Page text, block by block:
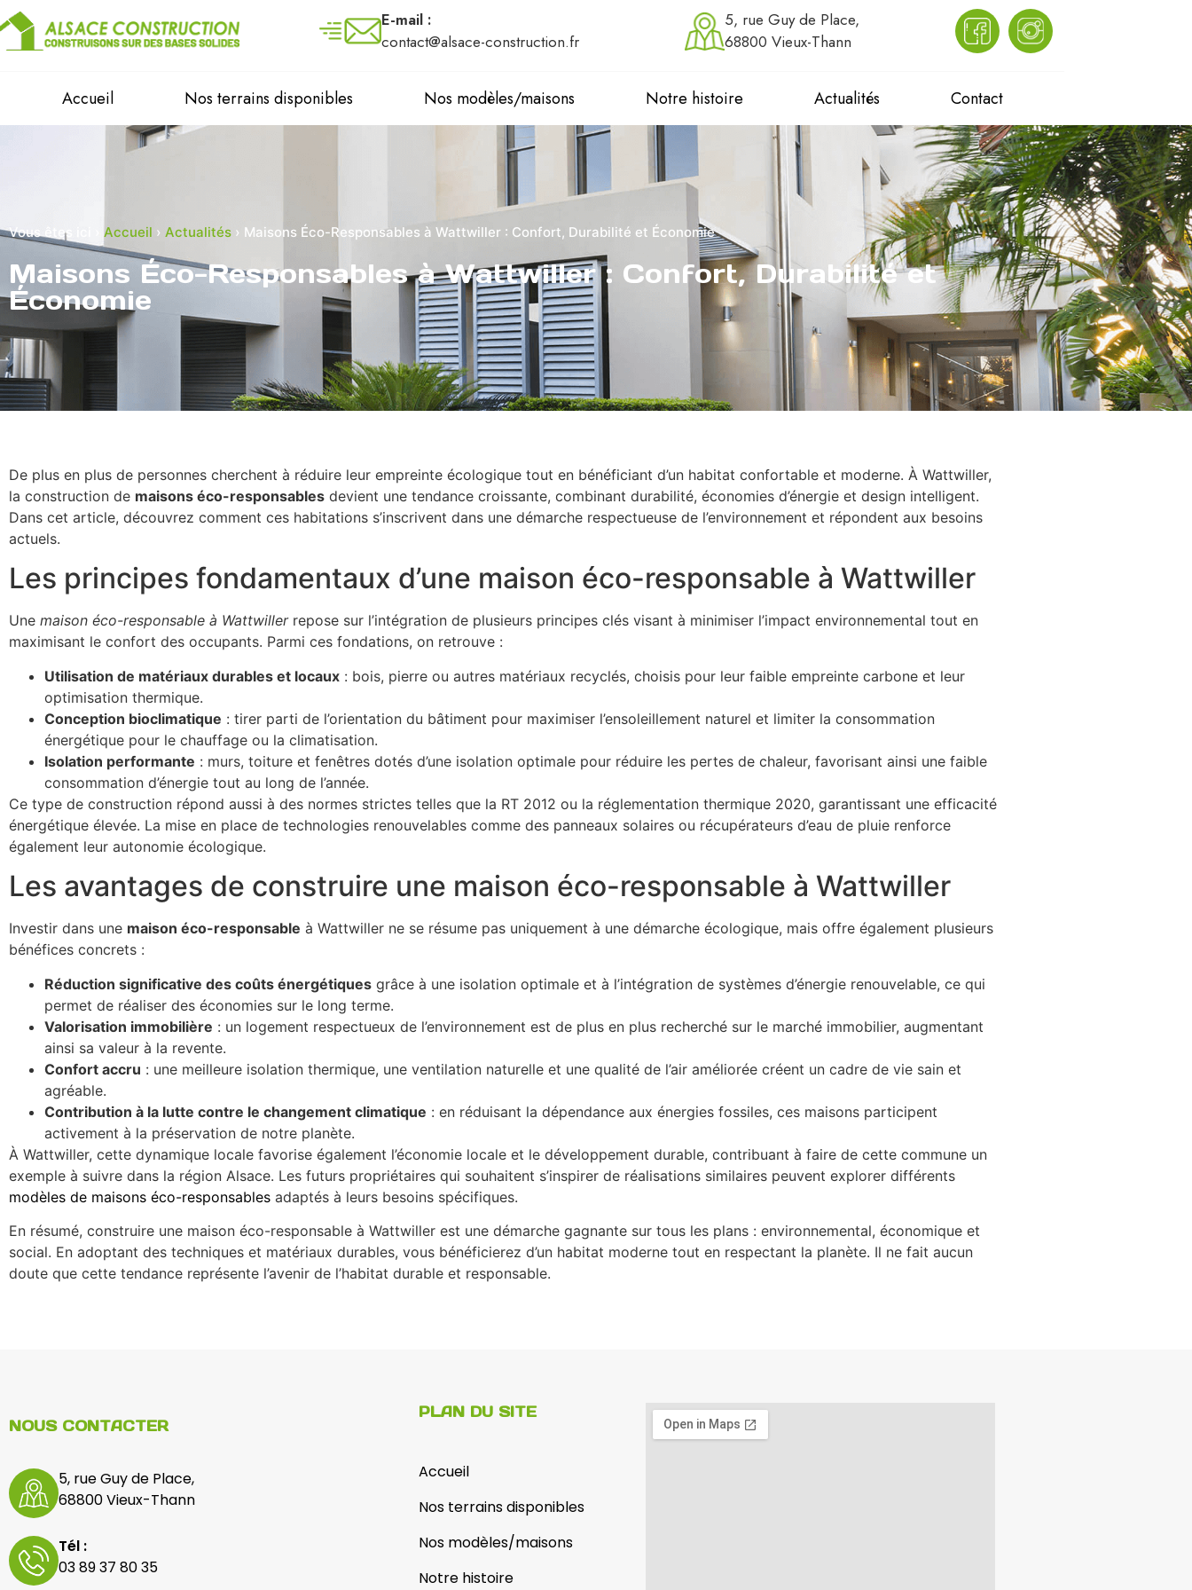
E-mail :
contact@alsace-construction.fr
5, rue Guy de Place,
68800 Vieux-Thann
Accueil Nos terrains disponibles Nos modèles/maisons Notre histoire Actualités Contact
Vous êtes ici › Accueil › Actualités › Maisons Éco-Responsables à Wattwiller : Confort, Durabilité et Économie
Maisons Éco-Responsables à Wattwiller : Confort, Durabilité et
Économie
De plus en plus de personnes cherchent à réduire leur empreinte écologique tout en bénéficiant d’un habitat confortable et moderne. À Wattwiller,
la construction de maisons éco-responsables devient une tendance croissante, combinant durabilité, économies d’énergie et design intelligent.
Dans cet article, découvrez comment ces habitations s’inscrivent dans une démarche respectueuse de l’environnement et répondent aux besoins
actuels.
Les principes fondamentaux d’une maison éco-responsable à Wattwiller
Une maison éco-responsable à Wattwillerrepose sur l’intégration de plusieurs principes clés visant à minimiser l’impact environnemental tout en
maximisant le confort des occupants. Parmi ces fondations, on retrouve :
Utilisation de matériaux durables et locaux : bois, pierre ou autres matériaux recyclés, choisis pour leur faible empreinte carbone et leur
optimisation thermique.
Conception bioclimatique : tirer parti de l’orientation du bâtiment pour maximiser l’ensoleillement naturel et limiter la consommation
énergétique pour le chauffage ou la climatisation.
Isolation performante : murs, toiture et fenêtres dotés d’une isolation optimale pour réduire les pertes de chaleur, favorisant ainsi une faible
consommation d’énergie tout au long de l’année.
Ce type de construction répond aussi à des normes strictes telles que la RT 2012 ou la réglementation thermique 2020, garantissant une efficacité
énergétique élevée. La mise en place de technologies renouvelables comme des panneaux solaires ou récupérateurs d’eau de pluie renforce
également leur autonomie écologique.
Les avantages de construire une maison éco-responsable à Wattwiller
Investir dans une maison éco-responsable à Wattwiller ne se résume pas uniquement à une démarche écologique, mais offre également plusieurs
bénéfices concrets :
Réduction significative des coûts énergétiques grâce à une isolation optimale et à l’intégration de systèmes d’énergie renouvelable, ce qui
permet de réaliser des économies sur le long terme.
Valorisation immobilière : un logement respectueux de l’environnement est de plus en plus recherché sur le marché immobilier, augmentant
ainsi sa valeur à la revente.
Confort accru : une meilleure isolation thermique, une ventilation naturelle et une qualité de l’air améliorée créent un cadre de vie sain et
agréable.
Contribution à la lutte contre le changement climatique : en réduisant la dépendance aux énergies fossiles, ces maisons participent
activement à la préservation de notre planète.
À Wattwiller, cette dynamique locale favorise également l’économie locale et le développement durable, contribuant à faire de cette commune un
exemple à suivre dans la région Alsace. Les futurs propriétaires qui souhaitent s’inspirer de réalisations similaires peuvent explorer différents
modèles de maisons éco-responsables adaptés à leurs besoins spécifiques.
En résumé, construire une maison éco-responsable à Wattwiller est une démarche gagnante sur tous les plans : environnemental, économique et
social. En adoptant des techniques et matériaux durables, vous bénéficierez d’un habitat moderne tout en respectant la planète. Il ne fait aucun
doute que cette tendance représente l’avenir de l’habitat durable et responsable.
NOUS CONTACTER
5, rue Guy de Place,
68800 Vieux-Thann
Tél :
03 89 37 80 35
PLAN DU SITE
Accueil
Nos terrains disponibles
Nos modèles/maisons
Notre histoire